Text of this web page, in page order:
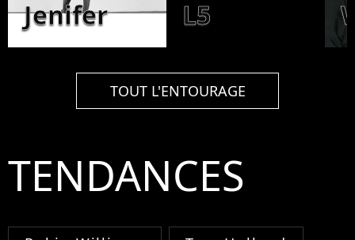
Jenifer L5
TOUT L'ENTOURAGE
TENDANCES